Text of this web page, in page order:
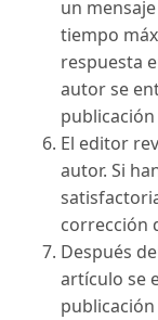
un
tiempo
respuesta
autor se
El editor
autor. Si
corrección
Después
artículo se